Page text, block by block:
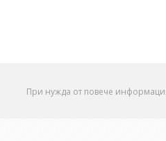
При нужда от повече